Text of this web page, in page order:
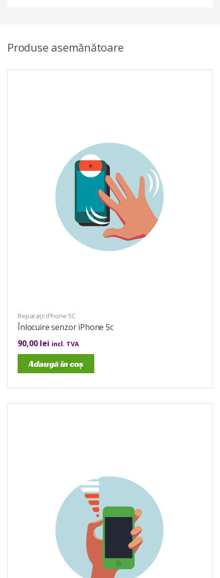
Produse asemănătoare
Reparații iPhone 5C
Înlocuire senzor iPhone 5c
90,00 lei incl. TVA
Adaugă în coș